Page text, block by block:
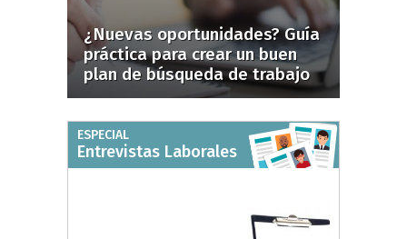
¿Nuevas oportunidades? Guía
práctica para crear un buen
plan de búsqueda de trabajo
ESPECIAL
Entrevistas Laborales